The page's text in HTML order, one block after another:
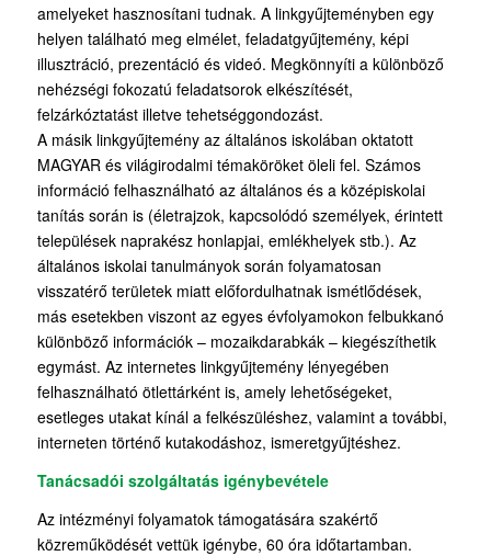
amelyeket hasznosítani tudnak. A linkgyűjteményben egy
helyen található meg elmélet, feladatgyűjtemény, képi
illusztráció, prezentáció és videó. Megkönnyíti a különböző
nehézségi fokozatú feladatsorok elkészítését,
felzárkóztatást illetve tehetséggondozást.
A másik linkgyűjtemény az általános iskolában oktatott
MAGYAR és világirodalmi témaköröket öleli fel. Számos
információ felhasználható az általános és a középiskolai
tanítás során is (életrajzok, kapcsolódó személyek, érintett
települések naprakész honlapjai, emlékhelyek stb.). Az
általános iskolai tanulmányok során folyamatosan
visszatérő területek miatt előfordulhatnak ismétlődések,
más esetekben viszont az egyes évfolyamokon felbukkanó
különböző információk – mozaikdarabkák – kiegészíthetik
egymást. Az internetes linkgyűjtemény lényegében
felhasználható ötlettárként is, amely lehetőségeket,
esetleges utakat kínál a felkészüléshez, valamint a további,
interneten történő kutakodáshoz, ismeretgyűjtéshez.
Tanácsadói szolgáltatás igénybevétele
Az intézményi folyamatok támogatására szakértő
közreműködését vettük igénybe, 60 óra időtartamban.